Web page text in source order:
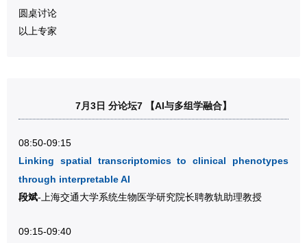
圆桌讨论
以上专家
7月3日 分论坛7 【AI与多组学融合】
08:50-09:15
Linking spatial transcriptomics to clinical phenotypes
through interpretable AI
段斌-上海交通大学系统生物医学研究院长聘教轨助理教授
09:15-09:40